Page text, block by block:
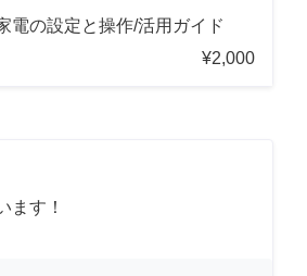
電の設定と操作/活用ガイド
¥2,000
ます！